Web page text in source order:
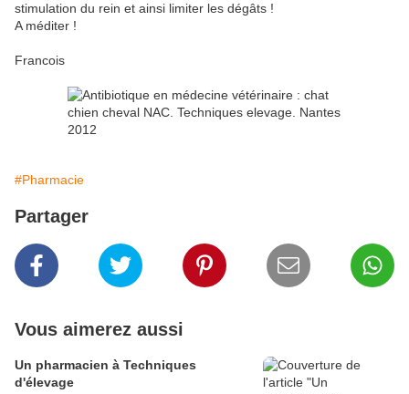
stimulation du rein et ainsi limiter les dégâts !
A méditer !
Francois
#Pharmacie
Partager
Vous aimerez aussi
Un pharmacien à Techniques
d'élevage